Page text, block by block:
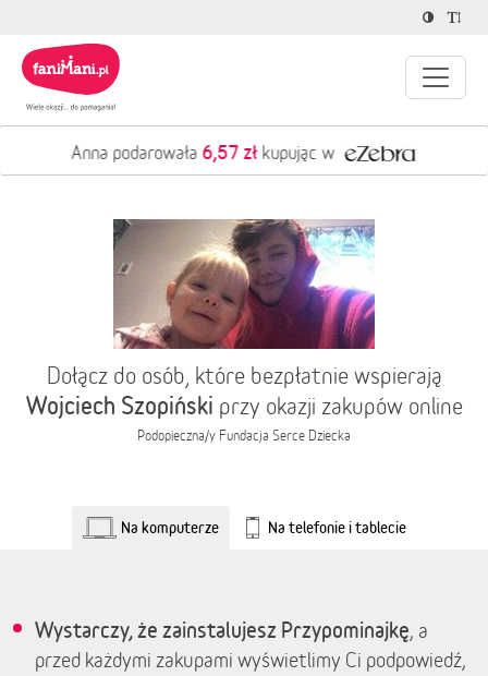
Anna podarowała 6,57 złkupując w
Dołącz do osób, które bezpłatnie wspierają
Wojciech Szopiński przy okazji zakupów online
Podopieczna/y Fundacja Serce Dziecka
Na komputerze Na telefonie i tablecie
Wystarczy, że zainstalujesz Przypominajkę, a
przed każdymi zakupami wyświetlimy Ci podpowiedź,